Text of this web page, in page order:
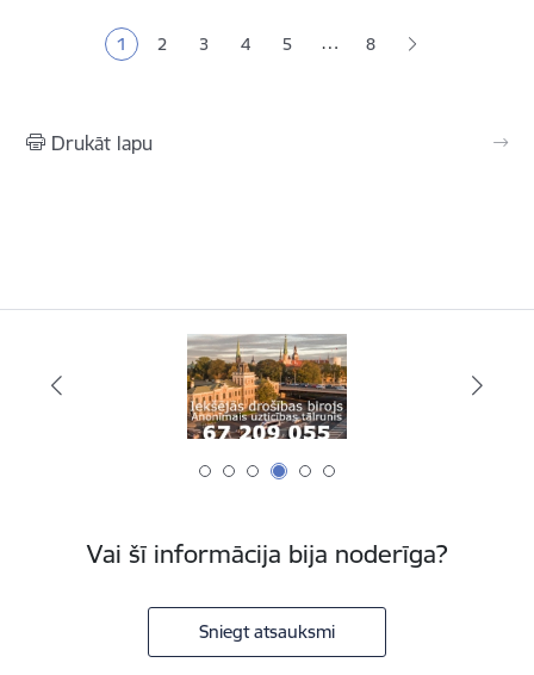
Pašreizējā lapa
1 Lapa
2 Lapa
3 Lapa
4 Lapa
5 … 8
Drukāt lapu
Vai šī informācija bija noderīga?
Sniegt atsauksmi